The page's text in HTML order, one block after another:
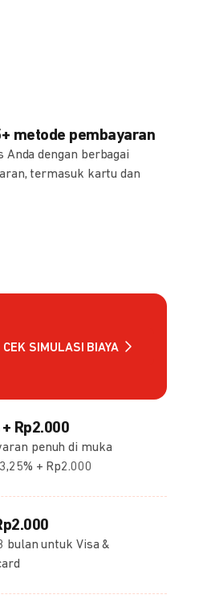
metode pembayaran
Anda dengan berbagai
termasuk kartu dan
CEK SIMULASI BIAYA
Rp2.000
penuh di muka
+ Rp2.000
bulan untuk Visa &